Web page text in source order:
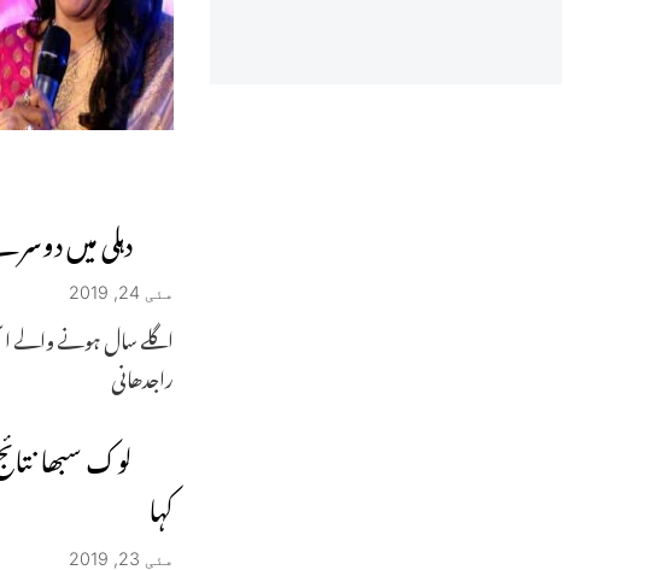
دہلی میں
مئی 24, 2019
اگلے سال ہونے والے
راجدھانی
لوک سبھا
کہا
مئی 23, 2019